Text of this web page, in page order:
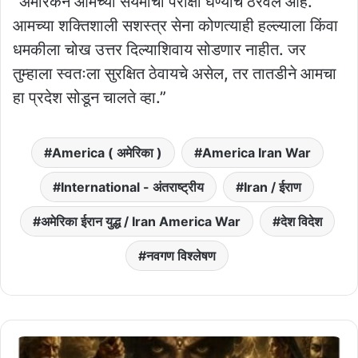
आमच्या शक्तिशाली सशस्त्र सेना कोणत्याही हल्ल्याला किंवा
धमकीला चोख उत्तर दिल्याशिवाय सोडणार नाहीत. जर
तुम्हाला स्वतःला सुरक्षित ठेवायचे असेल, तर तातडीने आमचा
हा प्रदेश सोडून चालते व्हा.”
America ( अमेरिका ) America Iran War
International - अंतराष्ट्रीय Iran / ईराण
अमेरिका ईरान युद्ध / Iran America War देश विदेश
नवगण विश्लेषण
महाभारतातील